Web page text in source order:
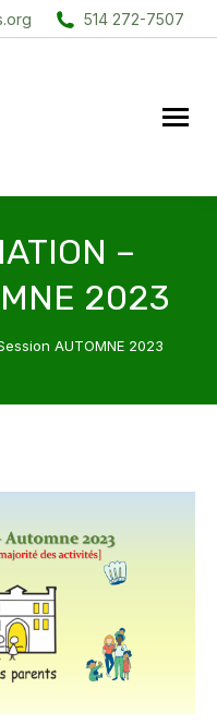
514 272-7507
–
2023
AUTOMNE 2023